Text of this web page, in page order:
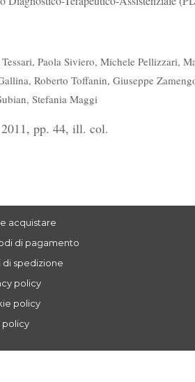
, Paola Siviero, Michele Pellizzari,
, Roberto Toffanin, Giuseppe
, Stefania Maggi
pp. 44, ill. col.
acquistare
di pagamento
di spedizione
policy
policy
policy